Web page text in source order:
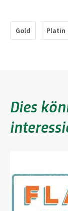
Gold Platin
Dies